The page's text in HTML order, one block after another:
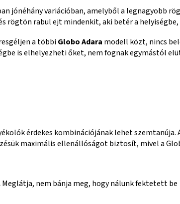
jónéhány variációban, amelyből a legnagyobb
rögtön rabul ejt mindenkit, aki betér a
a többiGlobo Adara modell közt, nincs
is elhelyezheti őket, nem fognak egymástól
érdekes kombinációjának lehet
maximális ellenállóságot biztosít, mivel a
Meglátja, nem bánja meg, hogy nálunk fektetett be